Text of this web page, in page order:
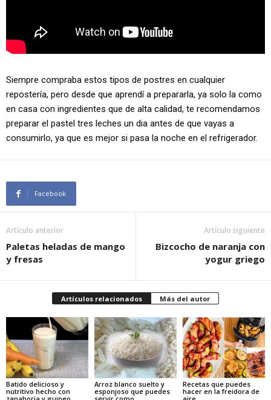
Siempre compraba estos tipos de postres en cualquier
repostería, pero desde que aprendí a prepararla, ya solo la como
en casa con ingredientes que de alta calidad, te recomendamos
preparar el pastel tres leches un dia antes de que vayas a
consumirlo, ya que es mejor si pasa la noche en el refrigerador.
Facebook
Artículo anterior
Paletas heladas de mango
y fresas
Artículo siguiente
Bizcocho de naranja con
yogur griego
Artículos relacionados Más del autor
Batido delicioso y
nutritivo hecho con
Arroz blanco suelto y
esponjoso que puedes
Recetas que puedes
hacer en la freidora de